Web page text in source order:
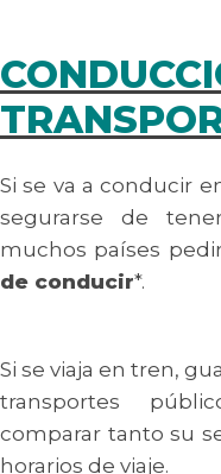
Si se va a conducir
segurarse de
muchos países
de conducir*.
Si se viaja en tren,
transportes
comparar tanto su
horarios de viaje.